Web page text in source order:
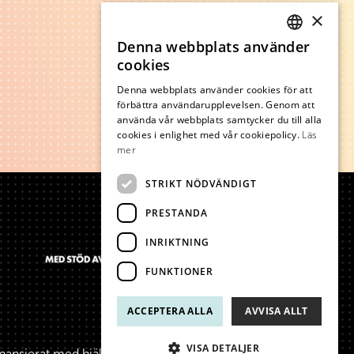
SWEDISH
ENGLISH
×
Denna webbplats använder
cookies
Denna webbplats använder cookies för att
förbättra användarupplevelsen. Genom att
använda vår webbplats samtycker du till alla
cookies i enlighet med vår cookiepolicy. Läs
mer
STRIKT NÖDVÄNDIGT
PRESTANDA
INRIKTNING
FUNKTIONER
ACCEPTERA ALLA AVVISA ALLT
VISA DETALJER